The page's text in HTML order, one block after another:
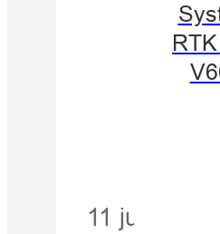
11 juin 2020